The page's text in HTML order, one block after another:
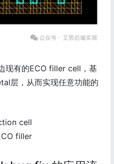
现有的ECO filler cell，基
层，从而实现任意功能的
cell
filler